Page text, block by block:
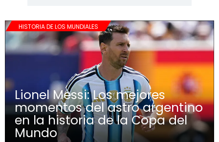
HISTORIA DE LOS MUNDIALES
Lionel Messi: Los mejores
momentos del astro argentino
en la historia de la Copa del
Mundo